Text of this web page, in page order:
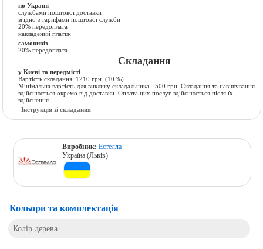
по Україні
службами поштової доставки
згідно з тарифами поштової служби
20% передоплата
накладений платіж
самовивіз
20% передоплата
Складання
у Києві та передмісті
Вартість складання: 1210 грн. (10 %)
Мінімальна вартість для виклику складальника - 500 грн. Складання та навішування
здійснюється окремо від доставки. Оплата цих послуг здійснюється після їх
здійснення.
Інструкція зі складання
Виробник:Естелла
Україна (Львів)
Кольори та комплектація
Колір дерева